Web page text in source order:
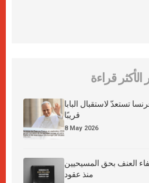
الأكثر قراءة
تستعدّ لاستقبال البابا
قريبًا
8 May 2026
العنف بحق المسيحيين
منذ عقود